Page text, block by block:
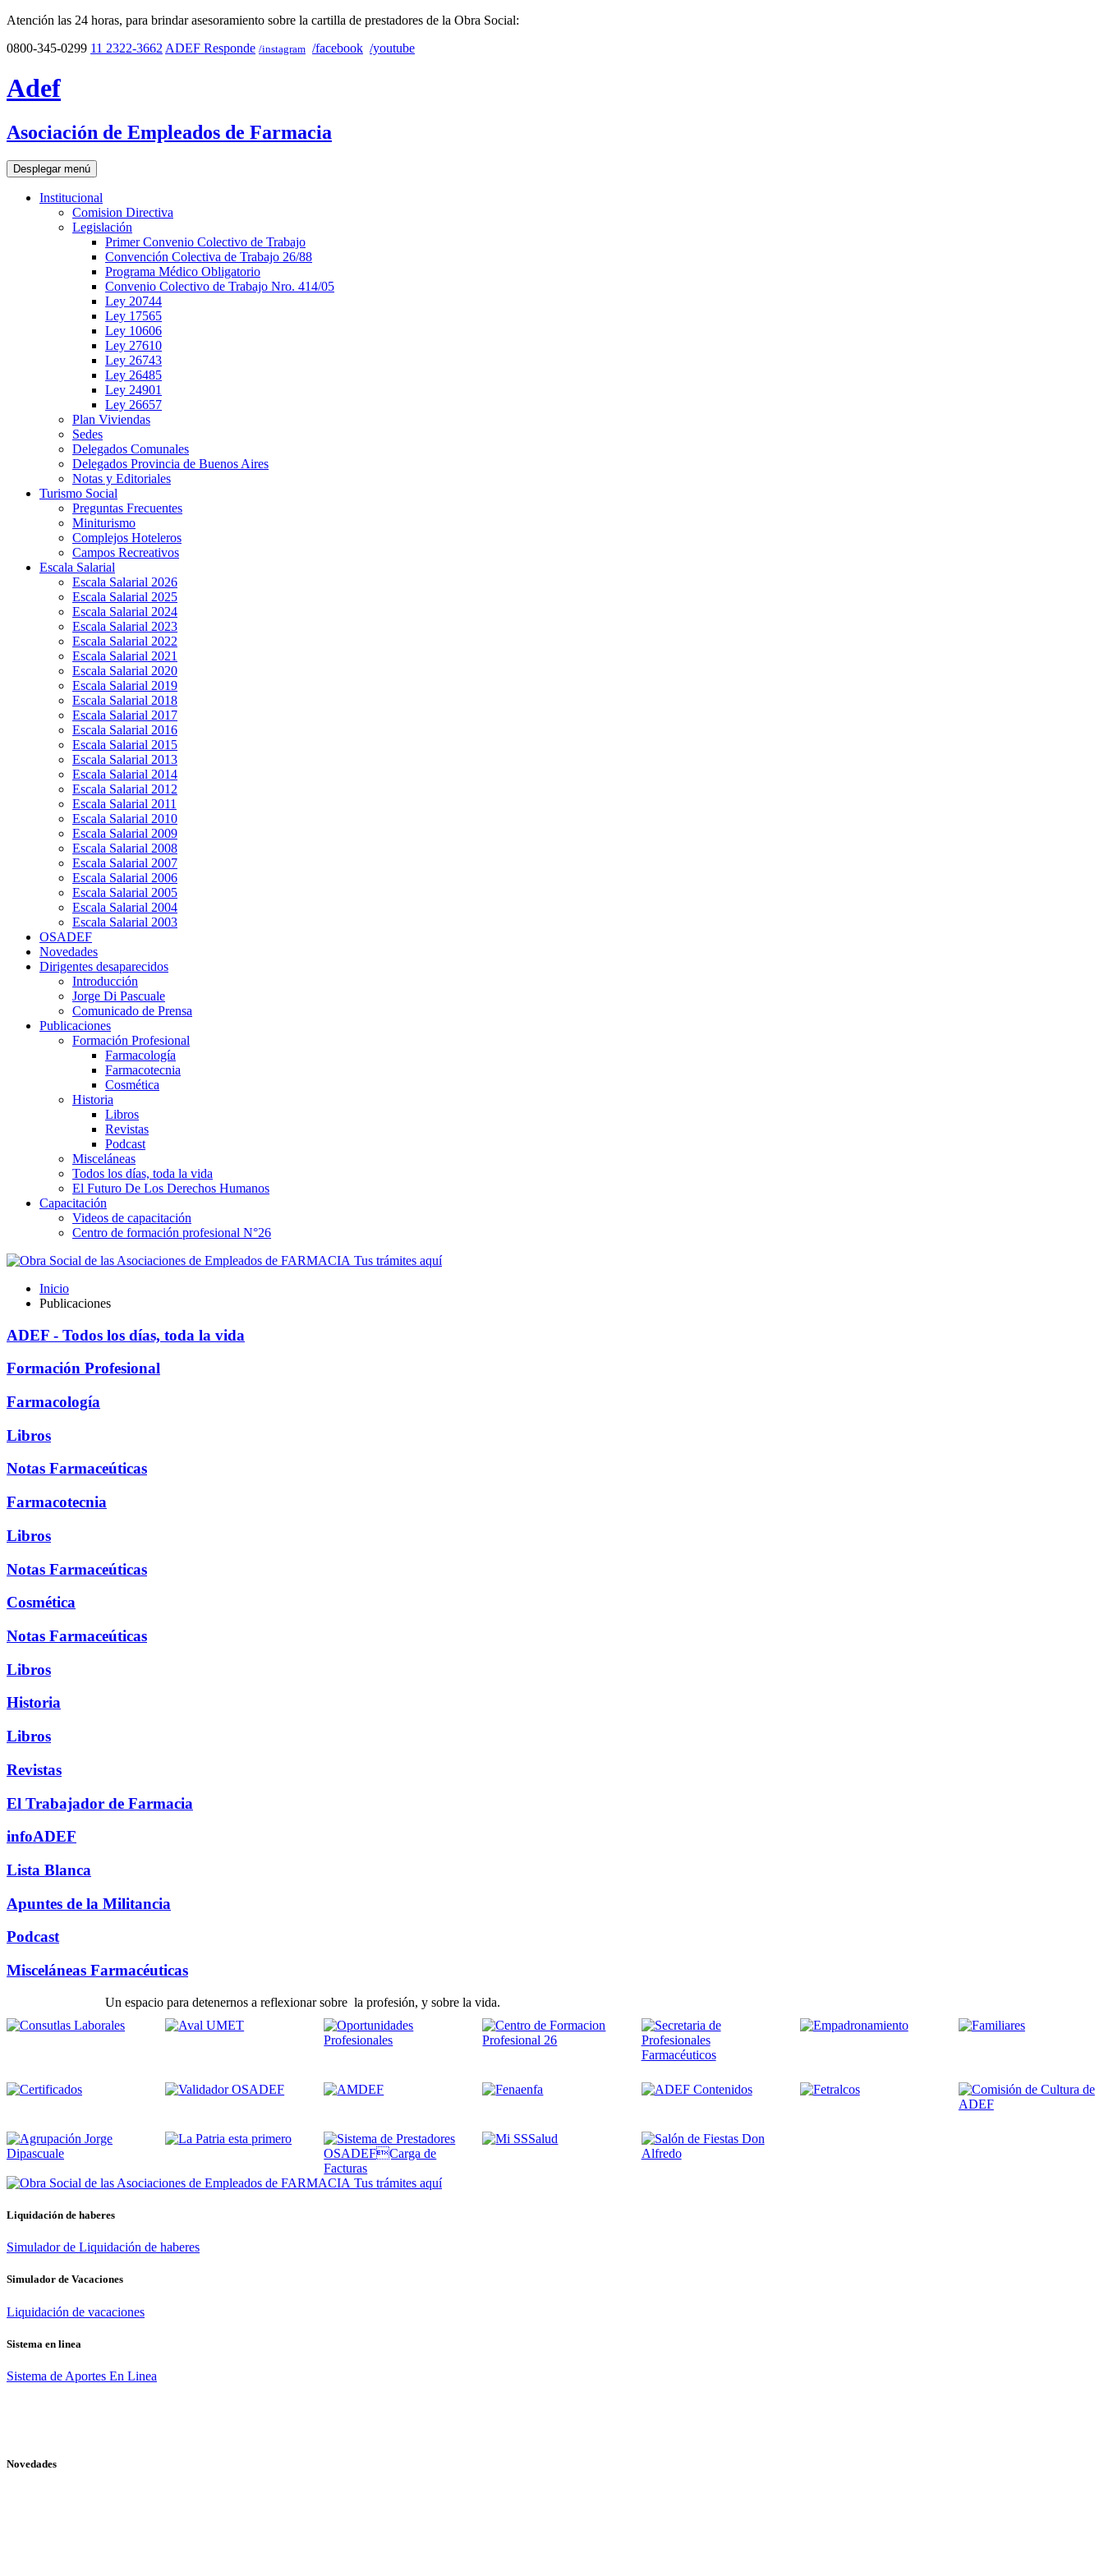
Atención las 24 horas, para brindar asesoramiento sobre la cartilla de prestadores de la Obra Social:
0800-345-0299 11 2322-3662 ADEF Responde /instagram /facebook /youtube
Adef
Asociación de Empleados de Farmacia
Desplegar menú
Institucional
Comision Directiva
Legislación
Primer Convenio Colectivo de Trabajo
Convención Colectiva de Trabajo 26/88
Programa Médico Obligatorio
Convenio Colectivo de Trabajo Nro. 414/05
Ley 20744
Ley 17565
Ley 10606
Ley 27610
Ley 26743
Ley 26485
Ley 24901
Ley 26657
Plan Viviendas
Sedes
Delegados Comunales
Delegados Provincia de Buenos Aires
Notas y Editoriales
Turismo Social
Preguntas Frecuentes
Miniturismo
Complejos Hoteleros
Campos Recreativos
Escala Salarial
Escala Salarial 2026
Escala Salarial 2025
Escala Salarial 2024
Escala Salarial 2023
Escala Salarial 2022
Escala Salarial 2021
Escala Salarial 2020
Escala Salarial 2019
Escala Salarial 2018
Escala Salarial 2017
Escala Salarial 2016
Escala Salarial 2015
Escala Salarial 2013
Escala Salarial 2014
Escala Salarial 2012
Escala Salarial 2011
Escala Salarial 2010
Escala Salarial 2009
Escala Salarial 2008
Escala Salarial 2007
Escala Salarial 2006
Escala Salarial 2005
Escala Salarial 2004
Escala Salarial 2003
OSADEF
Novedades
Dirigentes desaparecidos
Introducción
Jorge Di Pascuale
Comunicado de Prensa
Publicaciones
Formación Profesional
Farmacología
Farmacotecnia
Cosmética
Historia
Libros
Revistas
Podcast
Misceláneas
Todos los días, toda la vida
El Futuro De Los Derechos Humanos
Capacitación
Videos de capacitación
Centro de formación profesional N°26
Tus trámites aquí
Inicio
Publicaciones
ADEF - Todos los días, toda la vida
Formación Profesional
Farmacología
Libros
Notas Farmaceúticas
Farmacotecnia
Libros
Notas Farmaceúticas
Cosmética
Notas Farmaceúticas
Libros
Historia
Libros
Revistas
El Trabajador de Farmacia
infoADEF
Lista Blanca
Apuntes de la Militancia
Podcast
Misceláneas Farmacéuticas
Un espacio para detenernos a reflexionar sobre la profesión, y sobre la vida.
Tus trámites aquí
Liquidación de haberes
Simulador de Liquidación de haberes
Simulador de Vacaciones
Liquidación de vacaciones
Sistema en linea
Sistema de Aportes En Linea
Novedades